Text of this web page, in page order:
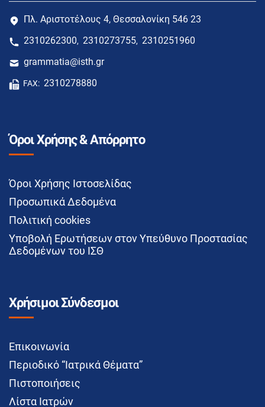
Πλ. Αριστοτέλους 4, Θεσσαλονίκη 546 23
2310262300, 2310273755, 2310251960
grammatia@isth.gr
FAX: 2310278880
Όροι Χρήσης & Απόρρητο
Όροι Χρήσης Ιστοσελίδας
Προσωπικά Δεδομένα
Πολιτική cookies
Υποβολή Ερωτήσεων στον Υπεύθυνο Προστασίας
Δεδομένων του ΙΣΘ
Χρήσιμοι Σύνδεσμοι
Επικοινωνία
Περιοδικό “Ιατρικά Θέματα”
Πιστοποιήσεις
Λίστα Ιατρών